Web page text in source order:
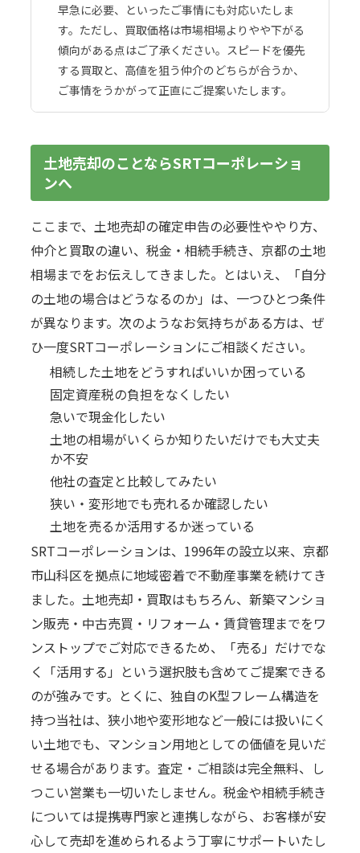
早急に必要、といったご事情にも対応いたしま
す。ただし、買取価格は市場相場よりやや下がる
傾向がある点はご了承ください。スピードを優先
する買取と、高値を狙う仲介のどちらが合うか、
ご事情をうかがって正直にご提案いたします。
土地売却のことならSRTコーポレーショ
ンへ
ここまで、土地売却の確定申告の必要性ややり方、
仲介と買取の違い、税金・相続手続き、京都の土地
相場までをお伝えしてきました。とはいえ、「自分
の土地の場合はどうなるのか」は、一つひとつ条件
が異なります。次のようなお気持ちがある方は、ぜ
ひ一度SRTコーポレーションにご相談ください。
相続した土地をどうすればいいか困っている
固定資産税の負担をなくしたい
急いで現金化したい
土地の相場がいくらか知りたいだけでも大丈夫
か不安
他社の査定と比較してみたい
狭い・変形地でも売れるか確認したい
土地を売るか活用するか迷っている
SRTコーポレーションは、1996年の設立以来、京都
市山科区を拠点に地域密着で不動産事業を続けてき
ました。土地売却・買取はもちろん、新築マンショ
ン販売・中古売買・リフォーム・賃貸管理までをワ
ンストップでご対応できるため、「売る」だけでな
く「活用する」という選択肢も含めてご提案できる
のが強みです。とくに、独自のK型フレーム構造を
持つ当社は、狭小地や変形地など一般には扱いにく
い土地でも、マンション用地としての価値を見いだ
せる場合があります。査定・ご相談は完全無料、し
つこい営業も一切いたしません。税金や相続手続き
については提携専門家と連携しながら、お客様が安
心して売却を進められるよう丁寧にサポートいたし